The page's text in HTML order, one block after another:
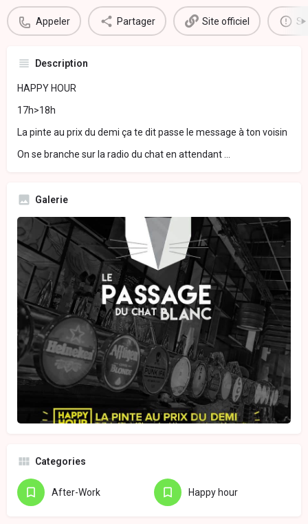
Appeler Partager Site officiel
Description
HAPPY HOUR
17h>18h
La pinte au prix du demi ça te dit passe le message à ton voisin
On se branche sur la radio du chat en attendant ...
Galerie
Categories
After-Work Happy hour